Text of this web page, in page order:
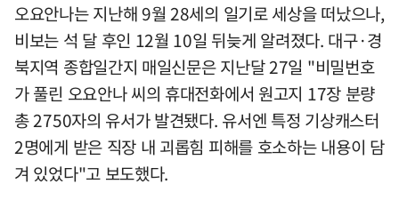
오요안나는 지난해 9월 28세의 일기로 세상을 떠났으나,
비보는 석 달 후인 12월 10일 뒤늦게 알려졌다. 대구·경
북지역 종합일간지 매일신문은 지난달 27일 "비밀번호
가 풀린 오요안나 씨의 휴대전화에서 원고지 17장 분량
총 2750자의 유서가 발견됐다. 유서엔 특정 기상캐스터
2명에게 받은 직장 내 괴롭힘 피해를 호소하는 내용이 담
겨 있었다"고 보도했다.